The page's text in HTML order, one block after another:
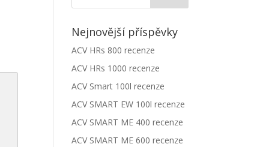
Nejnovější příspěvky
ACV HRs 800 recenze
ACV HRs 1000 recenze
ACV Smart 100l recenze
ACV SMART EW 100l recenze
ACV SMART ME 400 recenze
ACV SMART ME 600 recenze